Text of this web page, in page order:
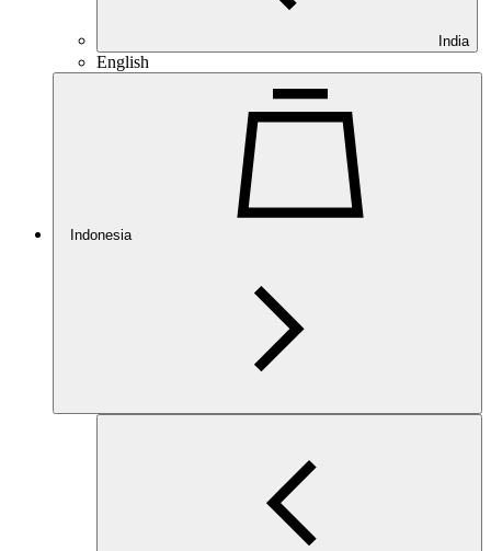
India
English
Indonesia